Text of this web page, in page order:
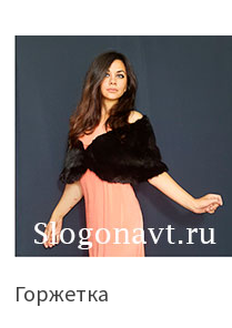
Горжетка